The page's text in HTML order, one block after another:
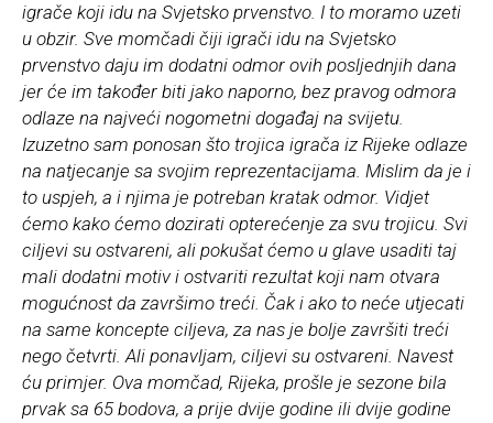
igrače koji idu na Svjetsko prvenstvo. I to moramo uzeti
u obzir. Sve momčadi čiji igrači idu na Svjetsko
prvenstvo daju im dodatni odmor ovih posljednjih dana
jer će im također biti jako naporno, bez pravog odmora
odlaze na najveći nogometni događaj na svijetu.
Izuzetno sam ponosan što trojica igrača iz Rijeke odlaze
na natjecanje sa svojim reprezentacijama. Mislim da je i
to uspjeh, a i njima je potreban kratak odmor. Vidjet
ćemo kako ćemo dozirati opterećenje za svu trojicu. Svi
ciljevi su ostvareni, ali pokušat ćemo u glave usaditi taj
mali dodatni motiv i ostvariti rezultat koji nam otvara
mogućnost da završimo treći. Čak i ako to neće utjecati
na same koncepte ciljeva, za nas je bolje završiti treći
nego četvrti. Ali ponavljam, ciljevi su ostvareni. Navest
ću primjer. Ova momčad, Rijeka, prošle je sezone bila
prvak sa 65 bodova, a prije dvije godine ili dvije godine